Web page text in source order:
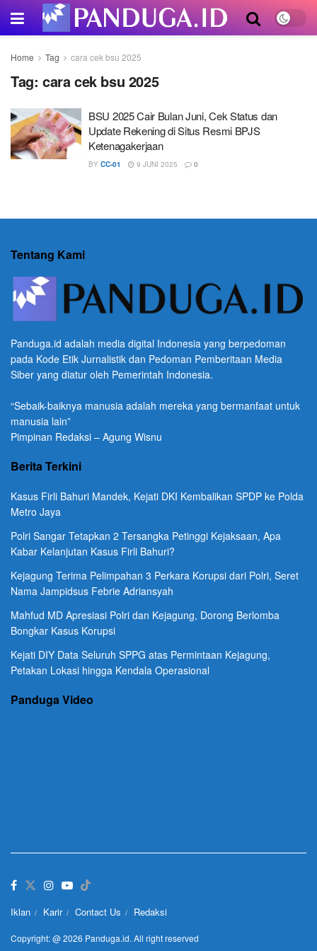
Home Tag cara cek bsu 2025
Tag: cara cek bsu 2025
BSU 2025 Cair Bulan Juni, Cek Status dan
Update Rekening di Situs Resmi BPJS
Ketenagakerjaan
BY CC-01 9 JUNI 2025 0
Tentang Kami
Panduga.id adalah media digital Indonesia yang berpedoman
pada Kode Etik Jurnalistik dan Pedoman Pemberitaan Media
Siber yang diatur oleh Pemerintah Indonesia.
“Sebaik-baiknya manusia adalah mereka yang bermanfaat untuk
manusia lain”
Pimpinan Redaksi – Agung Wisnu
Berita Terkini
Kasus Firli Bahuri Mandek, Kejati DKI Kembalikan SPDP ke Polda
Metro Jaya
Polri Sangar Tetapkan 2 Tersangka Petinggi Kejaksaan, Apa
Kabar Kelanjutan Kasus Firli Bahuri?
Kejagung Terima Pelimpahan 3 Perkara Korupsi dari Polri, Seret
Nama Jampidsus Febrie Adriansyah
Mahfud MD Apresiasi Polri dan Kejagung, Dorong Berlomba
Bongkar Kasus Korupsi
Kejati DIY Data Seluruh SPPG atas Permintaan Kejagung,
Petakan Lokasi hingga Kendala Operasional
Panduga Video
Iklan Karir Contact Us Redaksi
Copyright: @ 2026 Panduga.id. All right reserved